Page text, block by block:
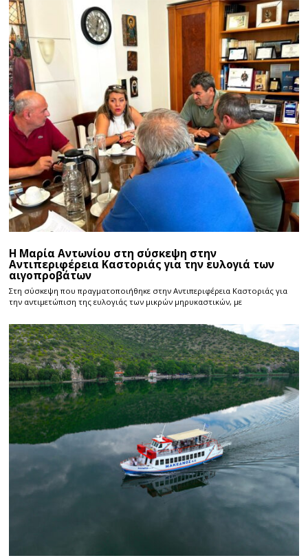
Η Μαρία Αντωνίου στη σύσκεψη στην
Αντιπεριφέρεια Καστοριάς για την ευλογιά των
αιγοπροβάτων
Στη σύσκεψη που πραγματοποιήθηκε στην Αντιπεριφέρεια Καστοριάς για
την αντιμετώπιση της ευλογιάς των μικρών μηρυκαστικών, με